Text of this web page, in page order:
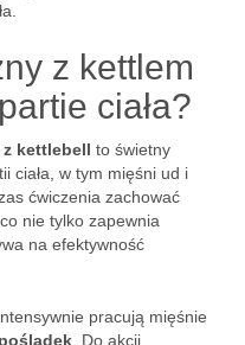
z kettlem
ciała?
kettlebell to świetny
ciała, w tym mięśni ud i
ćwiczenia zachować
, co nie tylko zapewnia
na efektywność
pracują mięśnie
. Do akcji